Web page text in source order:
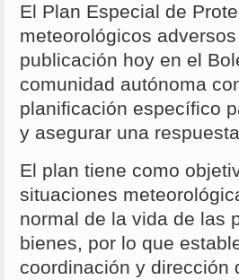
El Plan Especial de
meteorológicos
publicación hoy en el
comunidad autónoma
planificación específico
y asegurar una
El plan tiene como
situaciones
normal de la vida de las
bienes, por lo que
coordinación y dirección